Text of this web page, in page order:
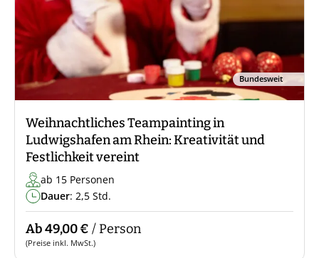
Bundesweit
Weihnachtliches Teampainting in
Ludwigshafen am Rhein: Kreativität und
Festlichkeit vereint
ab 15 Personen
Dauer: 2,5 Std.
Ab 49,00 € / Person
(Preise inkl. MwSt.)